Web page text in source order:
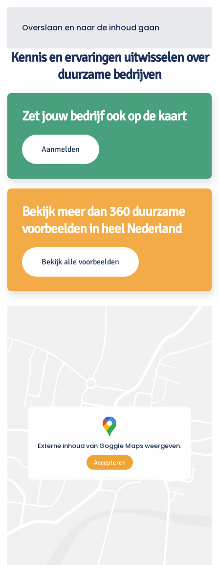
Overslaan en naar de inhoud gaan
Kennis en ervaringen uitwisselen over
duurzame bedrijven
Zet jouw bedrijf ook op de kaart
Aanmelden
Bekijk meer dan 360 duurzame
voorbeelden in heel Nederland
Bekijk alle voorbeelden
Externe inhoud van Goggle Maps weergeven.
Accepteren